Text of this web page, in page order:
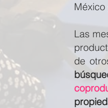
México
Las
de